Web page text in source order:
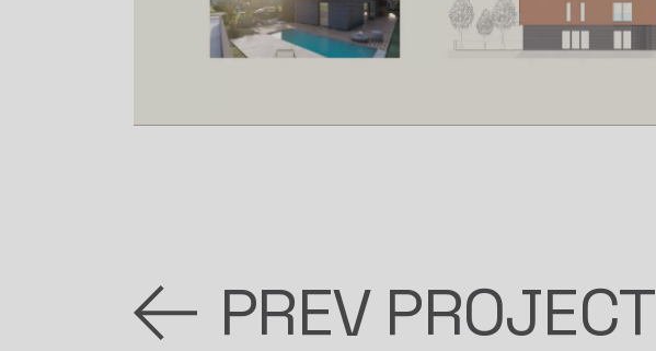
PREV PROJECT